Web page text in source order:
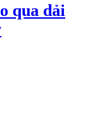
qua dải